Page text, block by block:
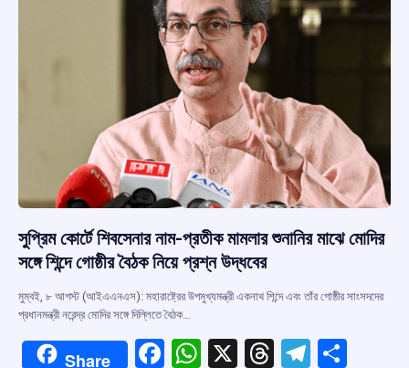
সুপ্রিম কোর্টে শিবসেনার নাম-প্রতীক মামলার শুনানির মাঝে মোদির
সঙ্গে শিন্দে গোষ্ঠীর বৈঠক নিয়ে প্রশ্ন উদ্ধবের
মুম্বই, ৮ আগস্ট (আইএএনএস): মহারাষ্ট্রের উপমুখ্যমন্ত্রী একনাথ শিন্দে এবং তাঁর গোষ্ঠীর সাংসদদের
প্রধানমন্ত্রী নরেন্দ্র মোদির সঙ্গে দিল্লিতে বৈঠক…
Share
F
W X
T
T